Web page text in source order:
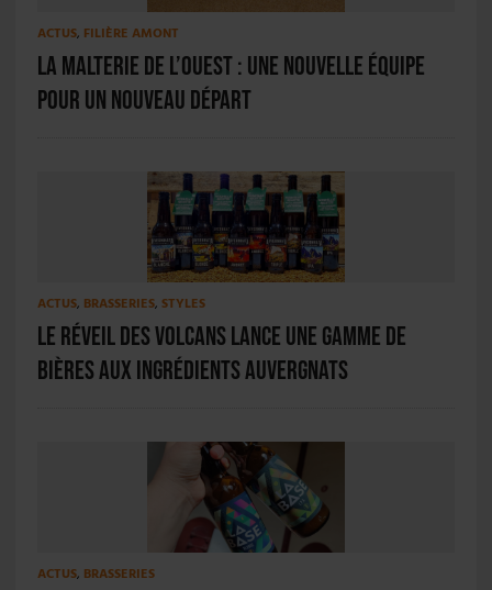
ACTUS, FILIÈRE AMONT
La Malterie de l’Ouest : une nouvelle équipe
pour un nouveau départ
ACTUS, BRASSERIES, STYLES
Le Réveil des Volcans lance une gamme de
bières aux ingrédients auvergnats
ACTUS, BRASSERIES